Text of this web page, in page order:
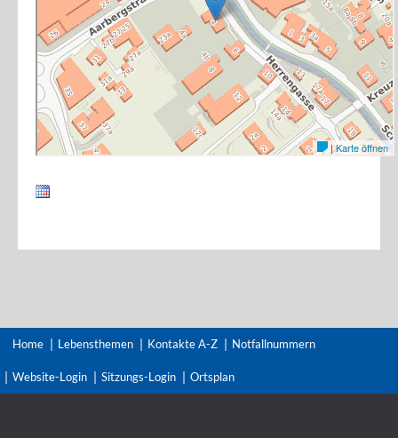
Home Lebensthemen Kontakte A-Z Notfallnummern
Website-Login Sitzungs-Login Ortsplan